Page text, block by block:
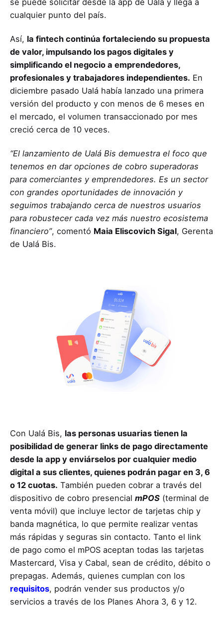
cualquier punto del país.
Así, la fintech continúa fortaleciendo su propuesta
de valor, impulsando los pagos digitales y
simplificando el negocio a emprendedores,
profesionales y trabajadores independientes. En
diciembre pasado Ualá había lanzado una primera
versión del producto y con menos de 6 meses en
el mercado, el volumen transaccionado por mes
creció cerca de 10 veces.
“El lanzamiento de Ualá Bis demuestra el foco que
tenemos en dar opciones de cobro superadoras
para comerciantes y emprendedores. Es un sector
con grandes oportunidades de innovación y
seguimos trabajando cerca de nuestros usuarios
para robustecer cada vez más nuestro ecosistema
financiero”, comentó Maia Eliscovich Sigal, Gerenta
de Ualá Bis.
Con Ualá Bis, las personas usuarias tienen la
posibilidad de generar links de pago directamente
desde la app y enviárselos por cualquier medio
digital a sus clientes, quienes podrán pagar en 3, 6
o 12 cuotas. También pueden cobrar a través del
dispositivo de cobro presencial mPOS (terminal de
venta móvil) que incluye lector de tarjetas chip y
banda magnética, lo que permite realizar ventas
más rápidas y seguras sin contacto. Tanto el link
de pago como el mPOS aceptan todas las tarjetas
Mastercard, Visa y Cabal, sean de crédito, débito o
prepagas. Además, quienes cumplan con los
requisitos, podrán vender sus productos y/o
servicios a través de los Planes Ahora 3, 6 y 12.